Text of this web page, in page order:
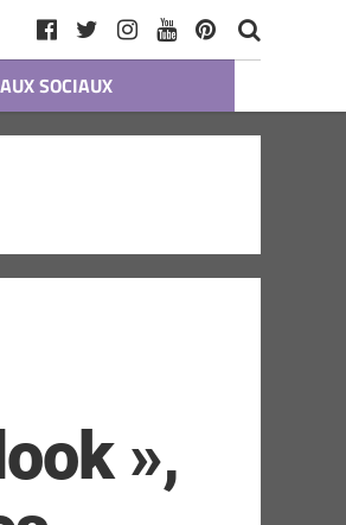
SOCIAUX
»,